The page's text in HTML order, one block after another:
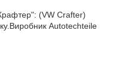
(VW Crafter)
Autotechteile